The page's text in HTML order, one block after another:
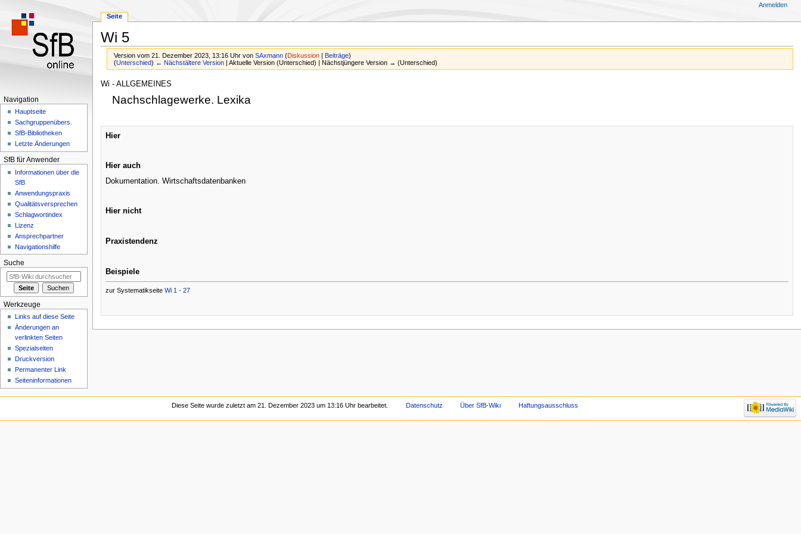
Wi 5
Version vom 21. Dezember 2023, 13:16 Uhr von SAxmann (Diskussion| Beiträge)
(Unterschied) ← Nächstältere Version| Aktuelle Version (Unterschied) | Nächstjüngere Version → (Unterschied)
Zur
Navigation
springen
Zur
Suche
springen
Wi - ALLGEMEINES
Nachschlagewerke. Lexika
Hier
Hier auch
Dokumentation. Wirtschaftsdatenbanken
Hier nicht
Praxistendenz
Beispiele
zur SystematikseiteWi 1 - 27
Seite
Anmelden
Navigation
Hauptseite
Sachgruppenübers.
SfB-Bibliotheken
Letzte Änderungen
SfB für Anwender
Informationen über die
SfB
Anwendungspraxis
Qualitätsversprechen
Schlagwortindex
Lizenz
Ansprechpartner
Navigationshilfe
Suche
Werkzeuge
Links auf diese Seite
Änderungen an
verlinkten Seiten
Spezialseiten
Druckversion
Permanenter Link
Seiten­informationen
Diese Seite wurde zuletzt am 21. Dezember 2023 um 13:16 Uhr bearbeitet. Datenschutz Über SfB-Wiki Haftungsausschluss